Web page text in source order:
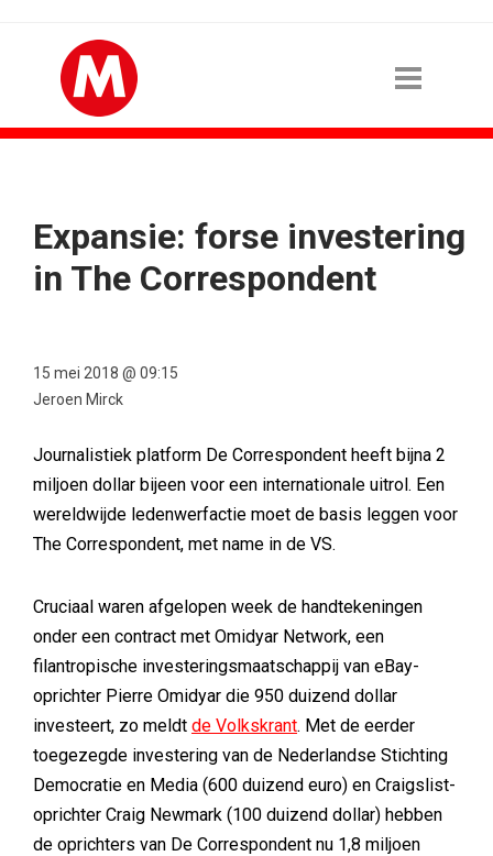
Expansie: forse investering
in The Correspondent
15 mei 2018 @ 09:15
Jeroen Mirck
Journalistiek platform De Correspondent heeft bijna 2
miljoen dollar bijeen voor een internationale uitrol. Een
wereldwijde ledenwerfactie moet de basis leggen voor
The Correspondent, met name in de VS.
Cruciaal waren afgelopen week de handtekeningen
onder een contract met Omidyar Network, een
filantropische investeringsmaatschappij van eBay-
oprichter Pierre Omidyar die 950 duizend dollar
investeert, zo meldt de Volkskrant. Met de eerder
toegezegde investering van de Nederlandse Stichting
Democratie en Media (600 duizend euro) en Craigslist-
oprichter Craig Newmark (100 duizend dollar) hebben
de oprichters van De Correspondent nu 1,8 miljoen